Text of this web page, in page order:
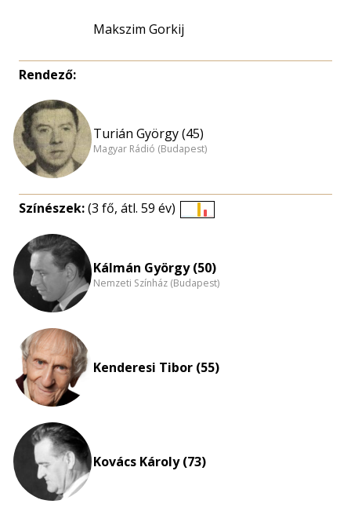
Makszim Gorkij
Rendező:
Turián György (45)
Magyar Rádió (Budapest)
Színészek:(3 fő, átl. 59 év)
nagyítása
Kálmán György (50)
Nemzeti Színház (Budapest)
Kenderesi Tibor (55)
Kovács Károly (73)